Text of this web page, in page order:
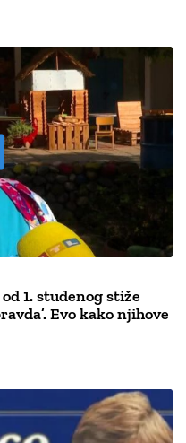
1. studenog stiže
Evo kako njihove